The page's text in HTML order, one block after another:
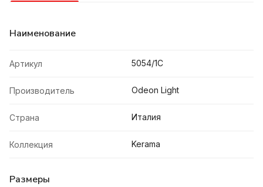
Наименование
Артикул 5054/1C
Производитель Odeon Light
Страна Италия
Коллекция Kerama
Размеры